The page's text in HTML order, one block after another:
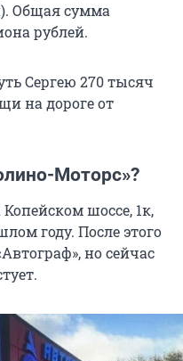
Общая сумма
рублей.
Сергею 270 тысяч
на дороге от
Моторс»?
шоссе, 1к,
году. После этого
но сейчас